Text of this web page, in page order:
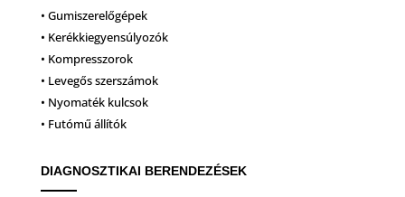
• Gumiszerelőgépek
• Kerékkiegyensúlyozók
• Kompresszorok
• Levegős szerszámok
• Nyomaték kulcsok
• Futómű állítók
DIAGNOSZTIKAI BERENDEZÉSEK